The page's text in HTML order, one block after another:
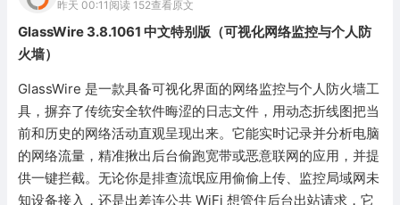
昨天 00:11 阅读 152查看原文
GlassWire 3.8.1061 中文特别版（可视化网络监控与个人防
火墙）
GlassWire 是一款具备可视化界面的网络监控与个人防火墙工
具，摒弃了传统安全软件晦涩的日志文件，用动态折线图把当
前和历史的网络活动直观呈现出来。它能实时记录并分析电脑
的网络流量，精准揪出后台偷跑宽带或恶意联网的应用，并提
供一键拦截。无论你是排查流氓应用偷偷上传、监控局域网未
知设备接入，还是出差连公共 WiFi 想管住后台出站请求，它